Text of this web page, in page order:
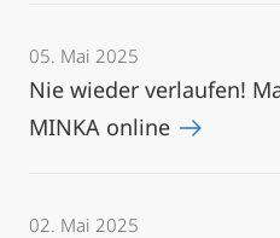
05. Mai 2025
Nie wieder verlaufen!
MINKA online
02. Mai 2025